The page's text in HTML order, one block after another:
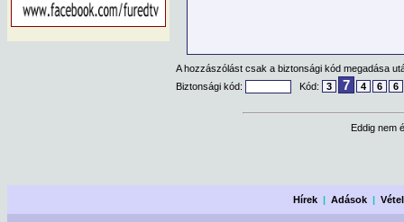
A hozzászólást csak a biztonsági kód megadása
Biztonsági kód:
Kód: 3 7 4 6 6
Eddig nem
Hírek |Adások |